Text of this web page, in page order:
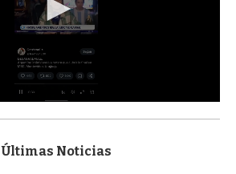
Últimas Noticias